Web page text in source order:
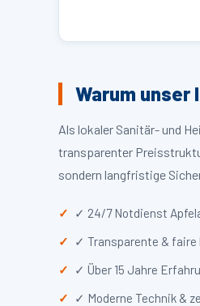
Warum
Als lokaler Sanitär- und
transparenter
sondern langfristige
✓ 24/7 Notdienst
✓ Transparente & faire
✓ Über 15 Jahre
✓ Moderne Technik &